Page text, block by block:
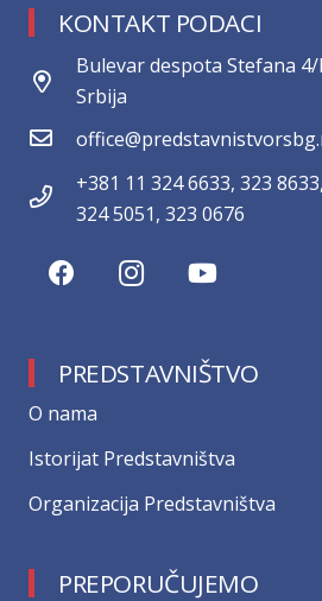
KONTAKT PODACI
Bulevar despota Stefana
Srbija
+381 11 324 6633, 323 8633,
324 5051, 323 0676
PREDSTAVNIŠTVO
О nama
Istorijat Predstavništva
Organizacija Predstavništva
PREPORUČUJEMO